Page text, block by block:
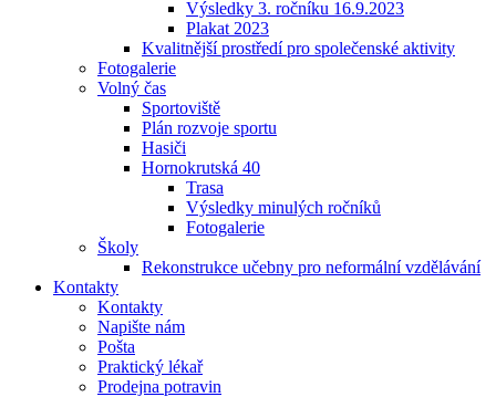
Výsledky 3. ročníku 16.9.2023
Plakat 2023
Kvalitnější prostředí pro společenské aktivity
Fotogalerie
Volný čas
Sportoviště
Plán rozvoje sportu
Hasiči
Hornokrutská 40
Trasa
Výsledky minulých ročníků
Fotogalerie
Školy
Rekonstrukce učebny pro neformální vzdělávání
Kontakty
Kontakty
Napište nám
Pošta
Praktický lékař
Prodejna potravin